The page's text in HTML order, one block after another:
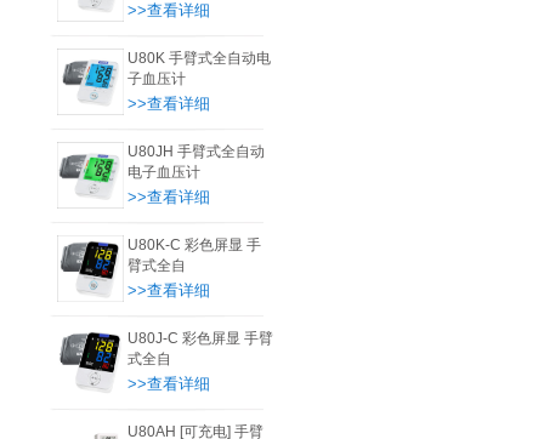
>>查看详细
U80K 手臂式全自动电
子血压计
>>查看详细
U80JH 手臂式全自动
电子血压计
>>查看详细
U80K-C 彩色屏显 手
臂式全自
>>查看详细
U80J-C 彩色屏显 手臂
式全自
>>查看详细
U80AH [可充电] 手臂